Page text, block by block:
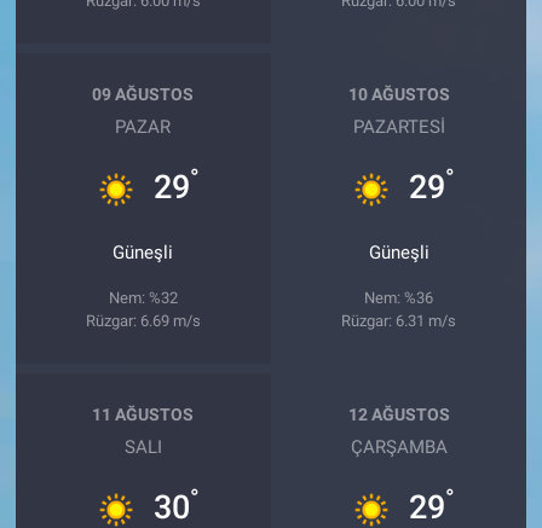
09 AĞUSTOS
PAZAR
29°
Güneşli
Nem: %32
Rüzgar: 6.69 m/s
10 AĞUSTOS
PAZARTESI
29°
Güneşli
Nem: %36
Rüzgar: 6.31 m/s
11 AĞUSTOS
SALI
30°
12 AĞUSTOS
ÇARŞAMBA
29°